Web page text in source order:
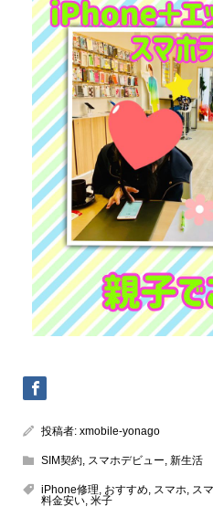
投稿者: xmobile-yonago
SIM契約, スマホデビュー 新生活
iPhone修理 おすすめ スマホ ス
料金安い, 米子